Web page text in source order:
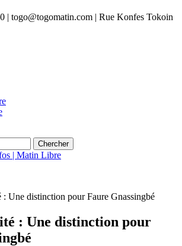
| togo@togomatin.com | Rue Konfes Tokoin
: Une distinction pour Faure Gnassingbé
: Une distinction pour